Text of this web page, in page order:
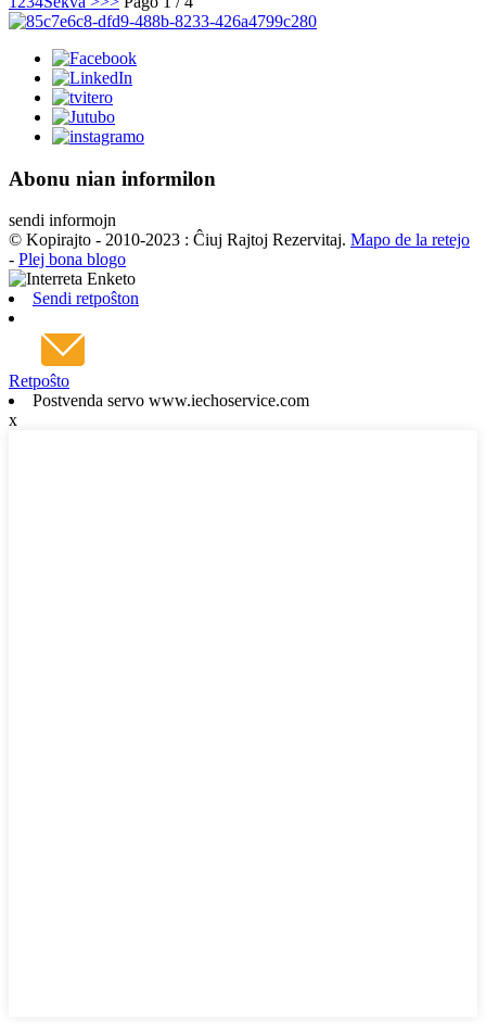
Abonu nian informilon
sendi informojn
© Kopirajto - 2010-2023 : Ĉiuj Rajtoj Rezervitaj. Mapo de la retejo
- Plej bona blogo
Sendi retpoŝton
Retpoŝto
Postvenda servo www.iechoservice.com
x